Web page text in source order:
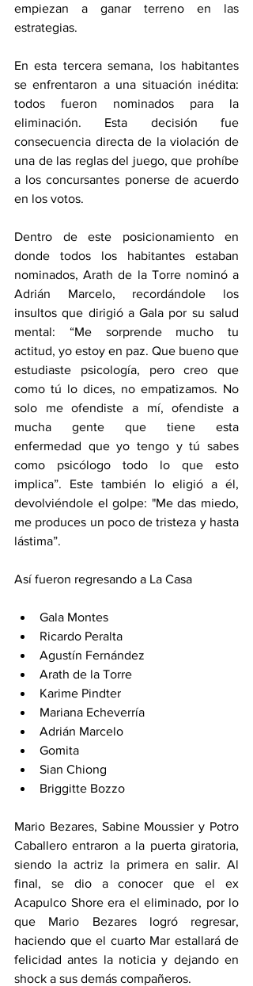
empiezan a ganar terreno en las
estrategias.
En esta tercera semana, los habitantes
se enfrentaron a una situación inédita:
todos fueron nominados para la
eliminación. Esta decisión fue
consecuencia directa de la violación de
una de las reglas del juego, que prohíbe
a los concursantes ponerse de acuerdo
en los votos.
Dentro de este posicionamiento en
donde todos los habitantes estaban
nominados, Arath de la Torre nominó a
Adrián Marcelo, recordándole los
insultos que dirigió a Gala por su salud
mental: “Me sorprende mucho tu
actitud, yo estoy en paz. Que bueno que
estudiaste psicología, pero creo que
como tú lo dices, no empatizamos. No
solo me ofendiste a mí, ofendiste a
mucha gente que tiene esta
enfermedad que yo tengo y tú sabes
como psicólogo todo lo que esto
implica”. Este también lo eligió a él,
devolviéndole el golpe: "Me das miedo,
me produces un poco de tristeza y hasta
lástima”.
Así fueron regresando a La Casa
Gala Montes
Ricardo Peralta
Agustín Fernández
Arath de la Torre
Karime Pindter
Mariana Echeverría
Adrián Marcelo
Gomita
Sian Chiong
Briggitte Bozzo
Mario Bezares, Sabine Moussier y Potro
Caballero entraron a la puerta giratoria,
siendo la actriz la primera en salir. Al
final, se dio a conocer que el ex
Acapulco Shore era el eliminado, por lo
que Mario Bezares logró regresar,
haciendo que el cuarto Mar estallará de
felicidad antes la noticia y dejando en
shock a sus demás compañeros.